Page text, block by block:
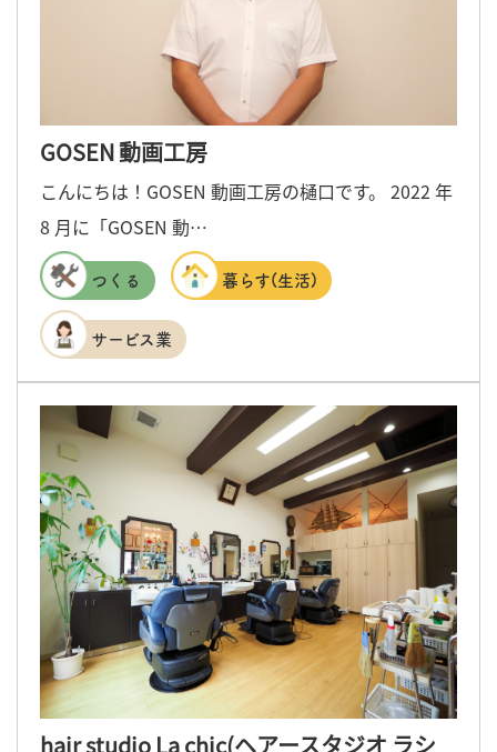
GOSEN 動画工房
こんにちは！GOSEN 動画工房の樋口です。 2022 年
8 月に「GOSEN 動…
つくる 暮らす(生活)
サービス業
hair studio La chic(ヘアースタジオ ラシ